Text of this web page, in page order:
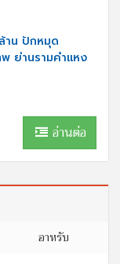
าน ปักหมุด
พ ย่านรามคำแหง
อ่านต่อ
อาหรับ